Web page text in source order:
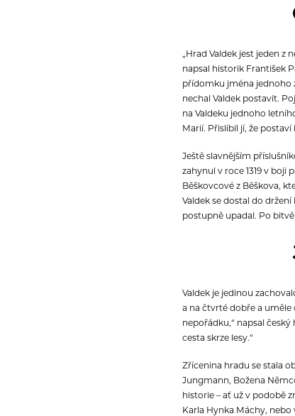
„Hrad Valdek jest jeden z
napsal historik František
přídomku jména jednoho
nechal Valdek postavit.
na Valdeku jednoho
Marií. Přislíbil jí, že
Ještě slavnějším
zahynul v roce 1319 v
Běškovcové z Běškova,
Valdek se dostal do
postupně upadal. Po
Valdek je jedinou
a na čtvrté dobře a
nepořádku,“ napsal
cesta skrze lesy.“
Zřícenina hradu se stala
Jungmann, Božena
historie – ať už v podobě
Karla Hynka Máchy, nebo